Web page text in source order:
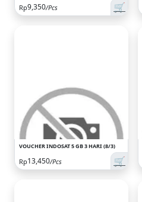
Rp9,350/Pcs 🛒
VOUCHER INDOSAT 5 GB 3 HARI (8/3)
Rp13,450/Pcs 🛒